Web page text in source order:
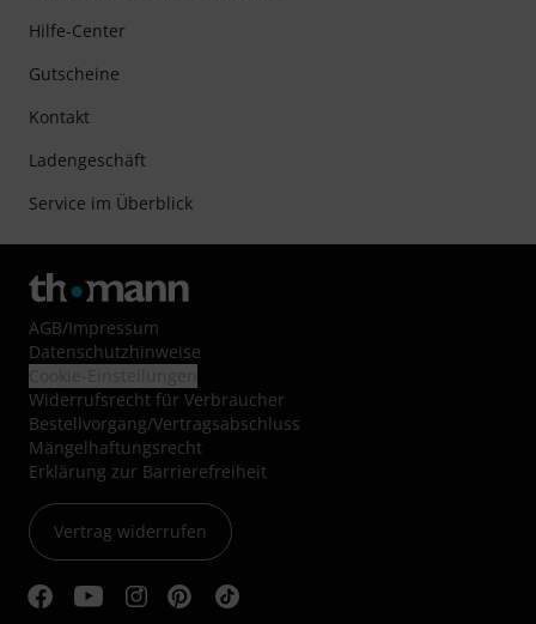
Hilfe-Center
Gutscheine
Kontakt
Ladengeschäft
Service im Überblick
AGB/Impressum
Datenschutzhinweise
Widerrufsrecht für Verbraucher
Bestellvorgang/Vertragsabschluss
Mängelhaftungsrecht
Erklärung zur Barrierefreiheit
Vertrag widerrufen